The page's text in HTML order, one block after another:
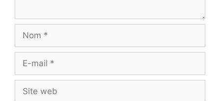
mail
web